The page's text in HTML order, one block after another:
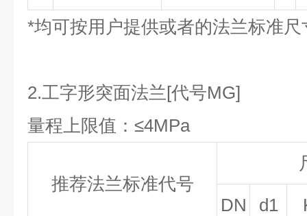
*均可按用户提供或者的法兰标准尺
2.工字形突面法兰[代号MG]
量程上限值：≤4MPa
推荐法兰标准代号
DN d1